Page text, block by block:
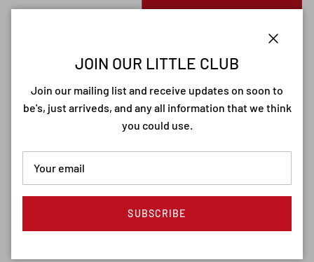
JOIN OUR LITTLE CLUB
Join our mailing list and receive updates on soon to
be's, just arriveds, and any all information that we think
you could use.
SUBSCRIBE